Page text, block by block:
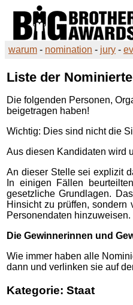
warum - nomination - jury -
Liste der
Die folgenden Personen,
beigetragen haben!
Wichtig: Dies sind nicht die
Aus diesen Kandidaten wird
An dieser Stelle sei explizit
In einigen Fällen
gesetzliche Grundlagen.
Hinsicht zu prüffen,
Personendaten hinzuweisen.
Die Gewinnerinnen und
Wie immer haben alle
dann und verlinken sie auf
Kategorie: Staat